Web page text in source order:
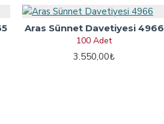
Aras Sünnet Davetiyesi 4966
100 Adet
3.550,00₺